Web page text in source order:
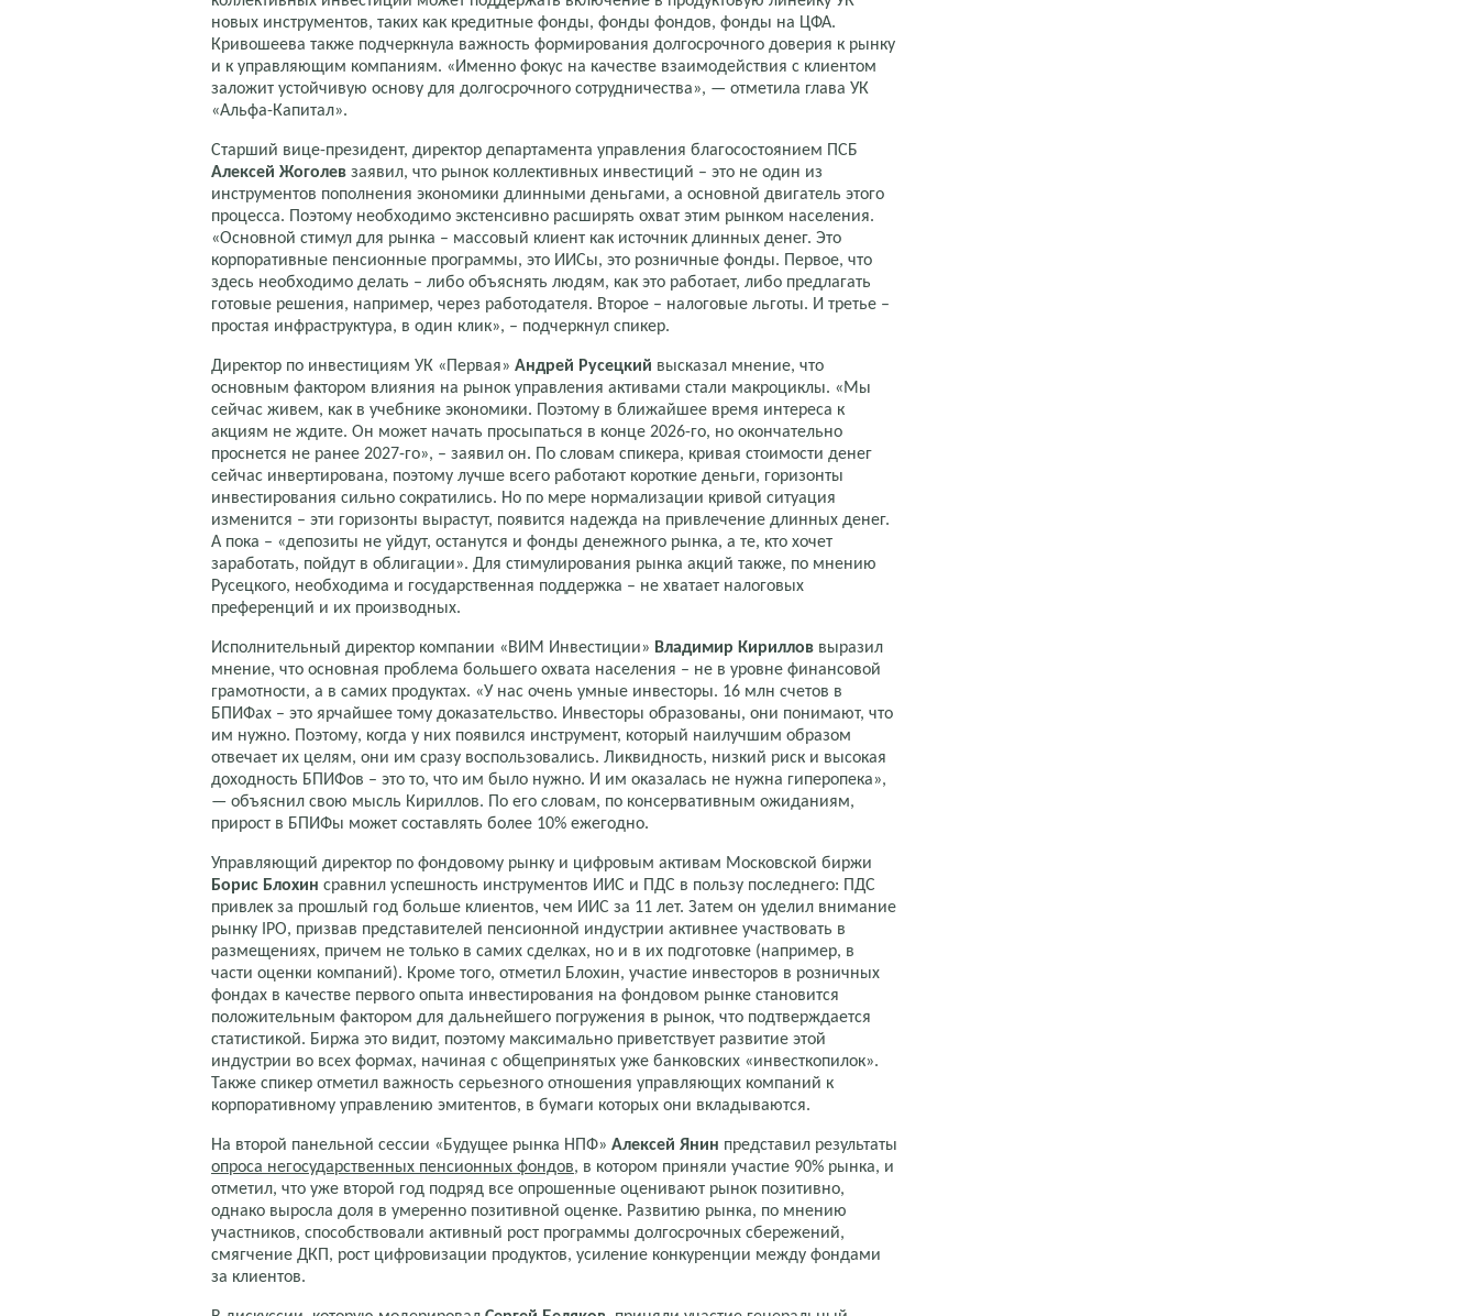
новых инструментов, таких как кредитные фонды, фонды фондов, фонды на ЦФА.
Кривошеева также подчеркнула важность формирования долгосрочного доверия к рынку
и к управляющим компаниям. «Именно фокус на качестве взаимодействия с клиентом
заложит устойчивую основу для долгосрочного сотрудничества», — отметила глава УК
«Альфа-Капитал».
Старший вице-президент, директор департамента управления благосостоянием ПСБ
Алексей Жоголев заявил, что рынок коллективных инвестиций – это не один из
инструментов пополнения экономики длинными деньгами, а основной двигатель этого
процесса. Поэтому необходимо экстенсивно расширять охват этим рынком населения.
«Основной стимул для рынка – массовый клиент как источник длинных денег. Это
корпоративные пенсионные программы, это ИИСы, это розничные фонды. Первое, что
здесь необходимо делать – либо объяснять людям, как это работает, либо предлагать
готовые решения, например, через работодателя. Второе – налоговые льготы. И третье –
простая инфраструктура, в один клик», – подчеркнул спикер.
Директор по инвестициям УК «Первая» Андрей Русецкий высказал мнение, что
основным фактором влияния на рынок управления активами стали макроциклы. «Мы
сейчас живем, как в учебнике экономики. Поэтому в ближайшее время интереса к
акциям не ждите. Он может начать просыпаться в конце 2026-го, но окончательно
проснется не ранее 2027-го», – заявил он. По словам спикера, кривая стоимости денег
сейчас инвертирована, поэтому лучше всего работают короткие деньги, горизонты
инвестирования сильно сократились. Но по мере нормализации кривой ситуация
изменится – эти горизонты вырастут, появится надежда на привлечение длинных денег.
А пока – «депозиты не уйдут, останутся и фонды денежного рынка, а те, кто хочет
заработать, пойдут в облигации». Для стимулирования рынка акций также, по мнению
Русецкого, необходима и государственная поддержка – не хватает налоговых
преференций и их производных.
Исполнительный директор компании «ВИМ Инвестиции» Владимир Кириллов выразил
мнение, что основная проблема большего охвата населения – не в уровне финансовой
грамотности, а в самих продуктах. «У нас очень умные инвесторы. 16 млн счетов в
БПИФах – это ярчайшее тому доказательство. Инвесторы образованы, они понимают, что
им нужно. Поэтому, когда у них появился инструмент, который наилучшим образом
отвечает их целям, они им сразу воспользовались. Ликвидность, низкий риск и высокая
доходность БПИФов – это то, что им было нужно. И им оказалась не нужна гиперопека»,
— объяснил свою мысль Кириллов. По его словам, по консервативным ожиданиям,
прирост в БПИФы может составлять более 10% ежегодно.
Управляющий директор по фондовому рынку и цифровым активам Московской биржи
Борис Блохин сравнил успешность инструментов ИИС и ПДС в пользу последнего: ПДС
привлек за прошлый год больше клиентов, чем ИИС за 11 лет. Затем он уделил внимание
рынку IPO, призвав представителей пенсионной индустрии активнее участвовать в
размещениях, причем не только в самих сделках, но и в их подготовке (например, в
части оценки компаний). Кроме того, отметил Блохин, участие инвесторов в розничных
фондах в качестве первого опыта инвестирования на фондовом рынке становится
положительным фактором для дальнейшего погружения в рынок, что подтверждается
статистикой. Биржа это видит, поэтому максимально приветствует развитие этой
индустрии во всех формах, начиная с общепринятых уже банковских «инвесткопилок».
Также спикер отметил важность серьезного отношения управляющих компаний к
корпоративному управлению эмитентов, в бумаги которых они вкладываются.
На второй панельной сессии «Будущее рынка НПФ» Алексей Янин представил результаты
опроса негосударственных пенсионных фондов, в котором приняли участие 90% рынка, и
отметил, что уже второй год подряд все опрошенные оценивают рынок позитивно,
однако выросла доля в умеренно позитивной оценке. Развитию рынка, по мнению
участников, способствовали активный рост программы долгосрочных сбережений,
смягчение ДКП, рост цифровизации продуктов, усиление конкуренции между фондами
за клиентов.